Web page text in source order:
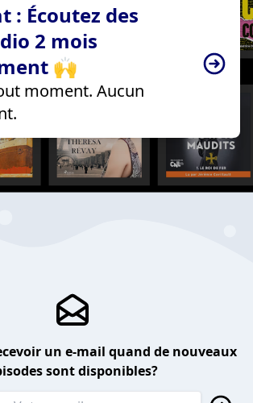
: Écoutez des
2 mois
🙌
moment. Aucun
un e-mail quand de nouveaux
sont disponibles?